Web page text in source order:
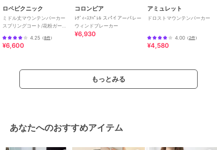
ロペピクニック
ミドル丈マウンテンパーカー
スプリングコート/花粉ガー
4.25 （8件）
¥6,600
コロンビア
ﾚﾃﾞｨｰｽｱﾊﾟﾚﾙ スパイアーバレー
ウィンドブレーカー
¥6,930
アミュレット
ドロストマウンテンパーカー
4.00（2件）
¥4,580
もっとみる
あなたへのおすすめアイテム